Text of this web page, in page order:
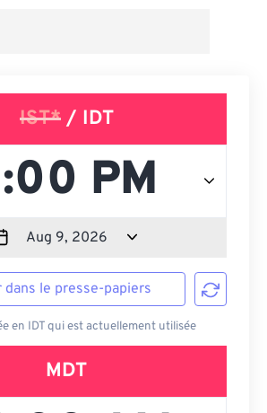
IST*/ IDT
dans le presse-papiers
en IDT qui est actuellement utilisée
MDT